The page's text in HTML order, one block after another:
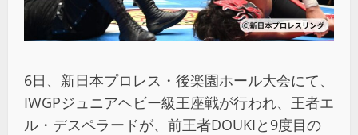
6日、新日本プロレス・後楽園ホール大会にて、
IWGPジュニアヘビー級王座戦が行われ、王者エ
ル・デスペラードが、前王者DOUKIと9度目の